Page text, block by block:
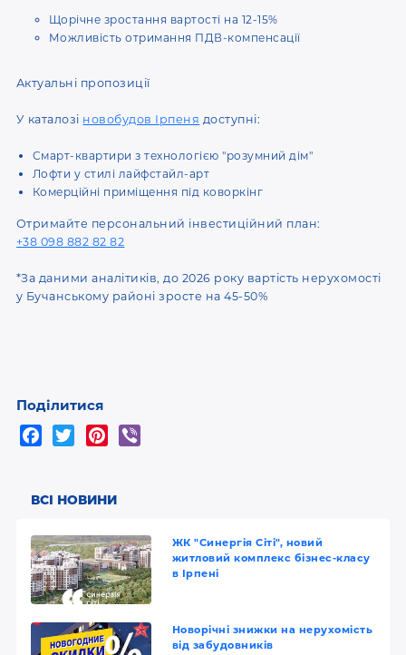
Щорічне зростання вартості на 12-15%
Можливість отримання ПДВ-компенсації
Актуальні пропозиції
У каталозі новобудов Ірпеня доступні:
Смарт-квартири з технологією "розумний дім"
Лофти у стилі лайфстайл-арт
Комерційні приміщення під коворкінг
Отримайте персональний інвестиційний план:
+38 098 882 82 82
*За даними аналітиків, до 2026 року вартість нерухомості
у Бучанському районі зросте на 45-50%
Поділитися
e
o
o
k
t
e
r
t
r
e
s
t
ВСІ НОВИНИ
ЖК "Синергія Сіті", новий
житловий комплекс бізнес-класу
в Ірпені
Новорічні знижки на нерухомість
від забудовників